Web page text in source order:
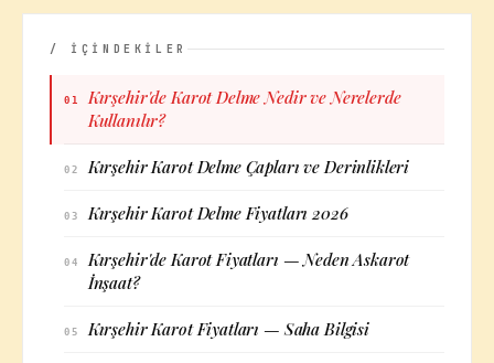
/ İÇİNDEKİLER
01
Kırşehir'de Karot Delme Nedir ve Nerelerde
Kullanılır?
02 Kırşehir Karot Delme Çapları ve Derinlikleri
03 Kırşehir Karot Delme Fiyatları 2026
04
Kırşehir'de Karot Fiyatları — Neden Askarot
İnşaat?
05 Kırşehir Karot Fiyatları — Saha Bilgisi